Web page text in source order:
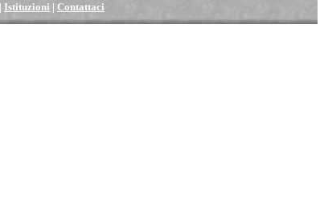
| Istituzioni | Contattaci